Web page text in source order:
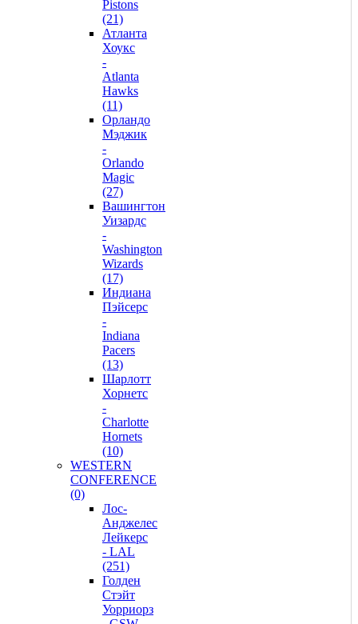
Pistons
(21)
Атланта
Хоукс
-
Atlanta
Hawks
(11)
Орландо
Мэджик
-
Orlando
Magic
(27)
Вашингтон
Уизардс
-
Washington
Wizards
(17)
Индиана
Пэйсерс
-
Indiana
Pacers
(13)
Шарлотт
Хорнетс
-
Charlotte
Hornets
(10)
WESTERN
CONFERENCE
(0)
Лос-
Анджелес
Лейкерс
- LAL
(251)
Голден
Стэйт
Уорриорз